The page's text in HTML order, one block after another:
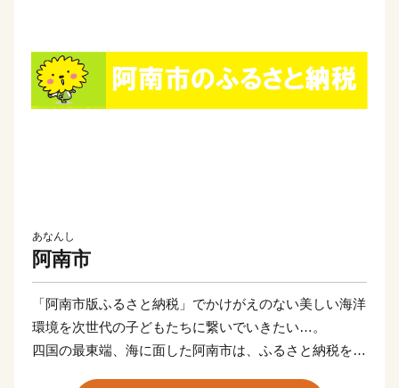
あなんし
阿南市
「阿南市版ふるさと納税」でかけがえのない美しい海洋
環境を次世代の子どもたちに繋いでいきたい…。
四国の最東端、海に面した阿南市は、ふるさと納税を通